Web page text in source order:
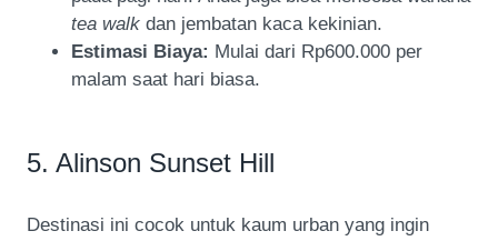
tea walk dan jembatan kaca kekinian.
Estimasi Biaya: Mulai dari Rp600.000 per
malam saat hari biasa.
5. Alinson Sunset Hill
Destinasi ini cocok untuk kaum urban yang ingin